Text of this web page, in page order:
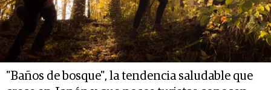
"Baños de bosque", la tendencia saludable que